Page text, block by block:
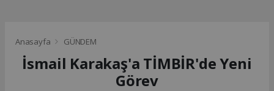
Anasayfa GÜNDEM
İsmail Karakaş'a TİMBİR'de Yeni
Görev